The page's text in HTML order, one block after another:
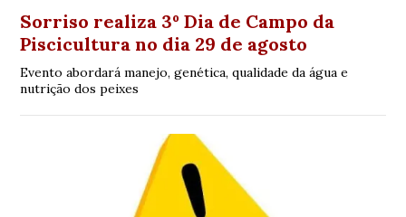
Sorriso realiza 3º Dia de Campo da
Piscicultura no dia 29 de agosto
Evento abordará manejo, genética, qualidade da água e
nutrição dos peixes